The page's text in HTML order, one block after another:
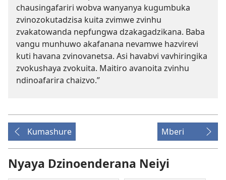
chausingafariri wobva wanyanya kugumbuka
zvinozokutadzisa kuita zvimwe zvinhu
zvakatowanda nepfungwa dzakagadzikana. Baba
vangu munhuwo akafanana nevamwe hazvirevi
kuti havana zvinovanetsa. Asi havabvi vavhiringika
zvokushaya zvokuita. Maitiro avanoita zvinhu
ndinoafarira chaizvo.”
Kumashure Mberi
Nyaya Dzinoenderana Neiyi